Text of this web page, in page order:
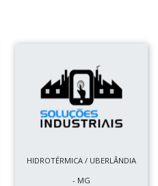
HIDROTÉRMICA / UBERLÂNDIA
- MG